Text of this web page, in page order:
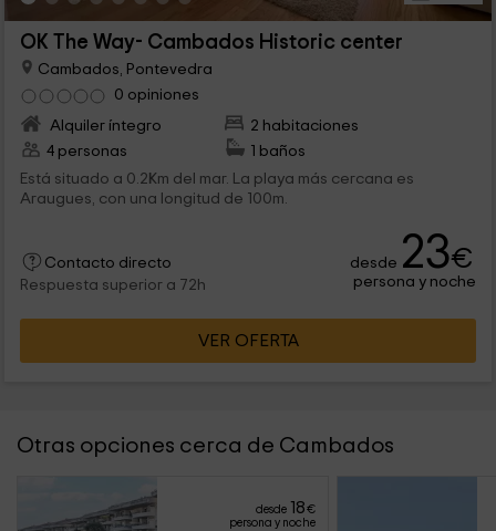
OK The Way- Cambados Historic center
Cambados, Pontevedra
0 opiniones
Alquiler íntegro
2 habitaciones
4 personas
1 baños
Está situado a 0.2Km del mar. La playa más cercana es
Araugues, con una longitud de 100m.
Contacto directo
Respuesta superior a 72h
desde 23€
persona y noche
VER OFERTA
Otras opciones cerca de Cambados
desde 18€
persona y noche